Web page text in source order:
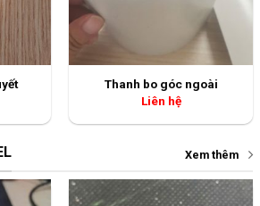
Thanh bo góc ngoài
Liên hệ
Xem thêm